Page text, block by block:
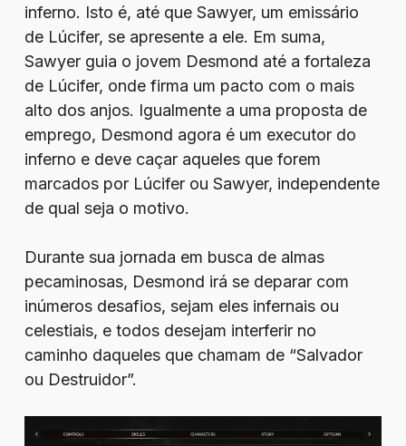
inferno. Isto é, até que Sawyer, um emissário
de Lúcifer, se apresente a ele. Em suma,
Sawyer guia o jovem Desmond até a fortaleza
de Lúcifer, onde firma um pacto com o mais
alto dos anjos. Igualmente a uma proposta de
emprego, Desmond agora é um executor do
inferno e deve caçar aqueles que forem
marcados por Lúcifer ou Sawyer, independente
de qual seja o motivo.
Durante sua jornada em busca de almas
pecaminosas, Desmond irá se deparar com
inúmeros desafios, sejam eles infernais ou
celestiais, e todos desejam interferir no
caminho daqueles que chamam de “Salvador
ou Destruidor”.